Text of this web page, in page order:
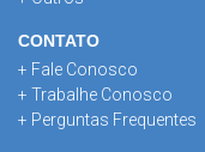
CONTATO
+ Fale Conosco
+ Trabalhe Conosco
+ Perguntas Frequentes